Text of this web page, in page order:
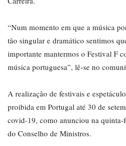
“Num momento em que a música
tão singular e dramático sentimos
importante mantermos o Festival F
música portuguesa”, lê-se no
A realização de festivais e
proibida em Portugal até 30 de
covid-19, como anunciou na quinta-
do Conselho de Ministros.